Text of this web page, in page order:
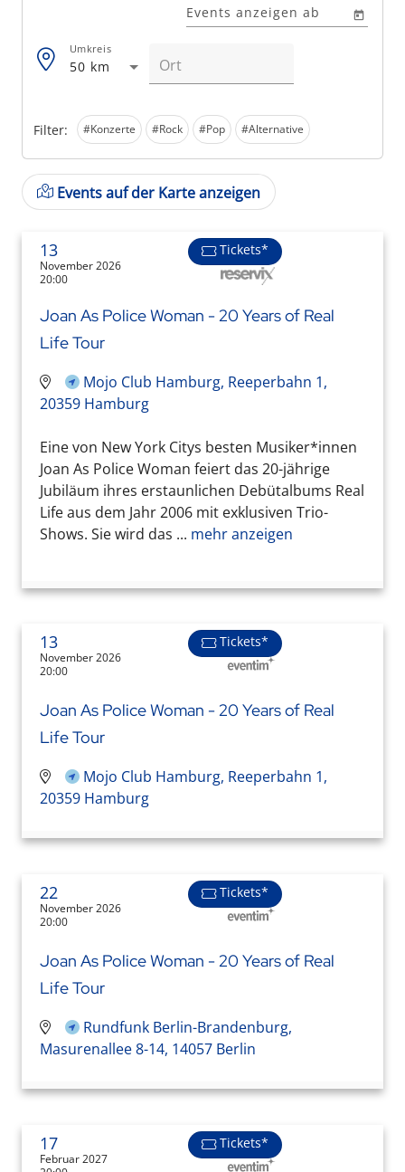
Filter: #Konzerte #Rock #Pop #Alternative
Events anzeigen ab
50 km
Umkreis
Events auf der Karte anzeigen
13
November 2026
20:00
Tickets*
Joan As Police Woman - 20 Years of Real
Life Tour
Mojo Club Hamburg, Reeperbahn 1,
20359 Hamburg
Eine von New York Citys besten Musiker*innen
Joan As Police Woman feiert das 20-jährige
Jubiläum ihres erstaunlichen Debütalbums Real
Life aus dem Jahr 2006 mit exklusiven Trio-
Shows. Sie wird das ... mehr anzeigen
13
November 2026
20:00
Tickets*
Joan As Police Woman - 20 Years of Real
Life Tour
Mojo Club Hamburg, Reeperbahn 1,
20359 Hamburg
22
November 2026
20:00
Tickets*
Joan As Police Woman - 20 Years of Real
Life Tour
Rundfunk Berlin-Brandenburg,
Masurenallee 8-14, 14057 Berlin
17
Februar 2027
Tickets*